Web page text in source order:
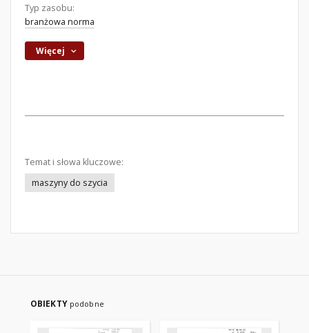
Typ zasobu:
branżowa norma
Więcej
Temat i słowa kluczowe:
maszyny do szycia
OBIEKTY podobne